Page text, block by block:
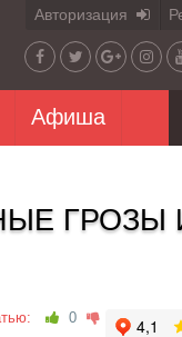
Авторизация
Афиша
ГРОЗЫ
0